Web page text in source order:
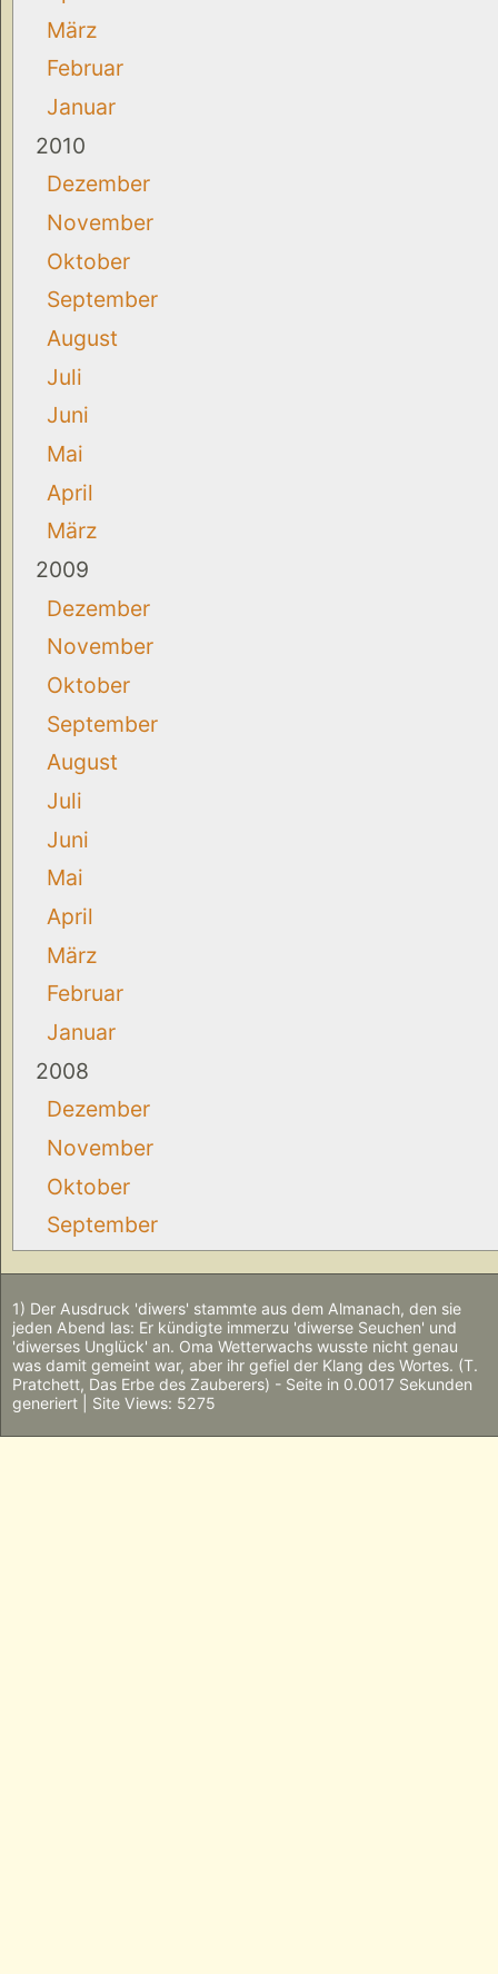
März
Februar
Januar
2010
Dezember
November
Oktober
September
August
Juli
Juni
Mai
April
März
2009
Dezember
November
Oktober
September
August
Juli
Juni
Mai
April
März
Februar
Januar
2008
Dezember
November
Oktober
September
1) Der Ausdruck 'diwers' stammte aus dem Almanach, den sie
jeden Abend las: Er kündigte immerzu 'diwerse Seuchen' und
'diwerses Unglück' an. Oma Wetterwachs wusste nicht genau
was damit gemeint war, aber ihr gefiel der Klang des Wortes. (T.
Pratchett, Das Erbe des Zauberers) - Seite in 0.0017 Sekunden
generiert | Site Views: 5275